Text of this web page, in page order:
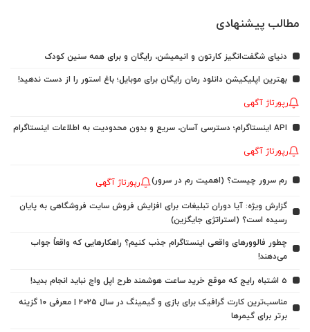
مطالب پیشنهادی
دنیای شگفت‌انگیز کارتون و انیمیشن، رایگان و برای همه سنین کودک
بهترین اپلیکیشن دانلود رمان رایگان برای موبایل؛ باغ استور را از دست ندهید!
رپورتاژ آگهی
API اینستاگرام؛ دسترسی آسان، سریع و بدون محدودیت به اطلاعات اینستاگرام
رپورتاژ آگهی
رم سرور چیست؟ (اهمیت رم در سرور) رپورتاژ آگهی
گزارش ویژه: آیا دوران تبلیغات برای افزایش فروش سایت فروشگاهی به پایان
رسیده است؟ (استراتژی جایگزین)
چطور فالوورهای واقعی اینستاگرام جذب کنیم؟ راهکارهایی که واقعاً جواب
می‌دهند!
5 اشتباه رایج که موقع خرید ساعت هوشمند طرح اپل واچ نباید انجام بدید!
مناسب‌ترین کارت گرافیک برای بازی و گیمینگ در سال ۲۰۲۵ | معرفی ۱۰ گزینه
برتر برای گیمرها